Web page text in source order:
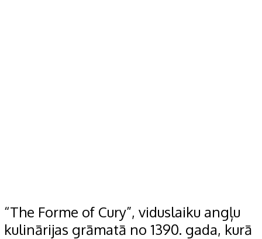
“The Forme of Cury”, viduslaiku angļu
kulinārijas grāmatā no 1390. gada, kurā